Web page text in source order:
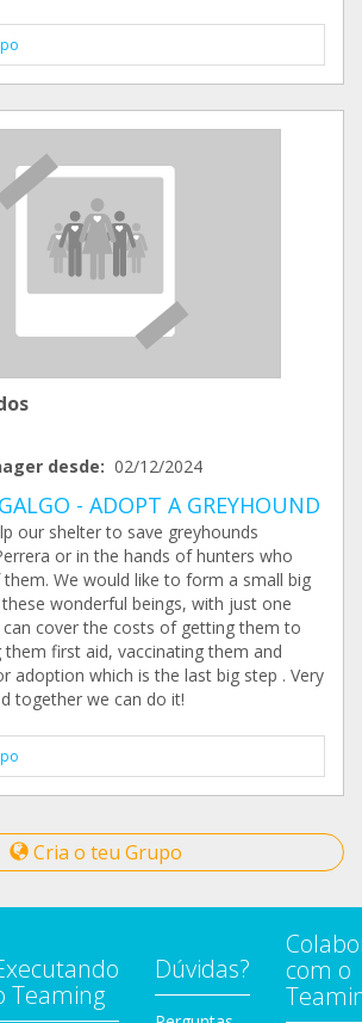
desde: 02/12/2024
- ADOPT A GREYHOUND
our shelter to save greyhounds
or in the hands of hunters who
We would like to form a small big
wonderful beings, with just one
cover the costs of getting them to
them first aid, vaccinating them and
adoption which is the last big step . Very
together we can do it!
Cria o teu Grupo
Teaming
Dúvidas?
com o